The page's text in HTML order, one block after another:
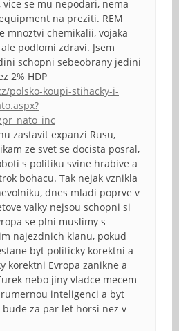
se mu nepodari, nema
na preziti. REM
mnoztvi chemikalii, vojaka
podlomi zdravi. Jsem
schopni sebeobrany jedini
2% HDP
polsko-koupi-stihacky-i-
zastavit expanzi Rusu,
ze svet se docista posral,
s politiku svine hrabive a
bohacu. Tak nejak vznikla
dnes mladi poprve v
valky nejsou schopni si
se plni muslimy s
najezdnich klanu, pokud
byt politicky korektni a
korektni Evropa zanikne a
nebo jiny vladce mecem
inteligenci a byt
za par let horsi nez v